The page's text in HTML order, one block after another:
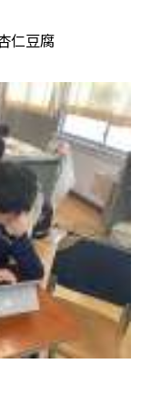
仁豆腐